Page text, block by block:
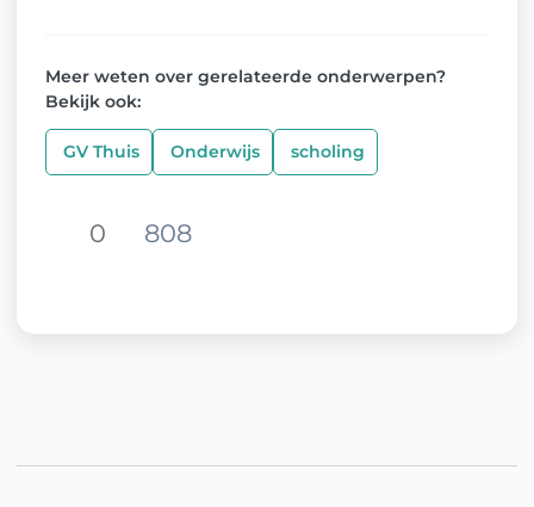
Meer weten over gerelateerde onderwerpen?
Bekijk ook:
GV Thuis Onderwijs scholing
0
808